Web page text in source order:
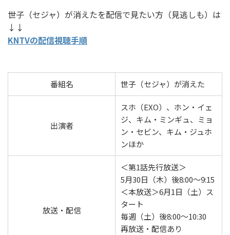
世子（セジャ）が消えたを配信で見たい方（見逃しも）は
↓↓
KNTVの配信視聴手順
番組名 世子（セジャ）が消えた
出演者
スホ（EXO）、ホン・イェ
ジ、キム・ミンギュ、ミョ
ン・セビン、キム・ジュホ
ンほか
放送・配信
＜第1話先行放送＞
5月30日（木）後8:00～9:15
＜本放送＞6月1日（土）ス
タート
毎週（土）後8:00～10:30
再放送・配信あり